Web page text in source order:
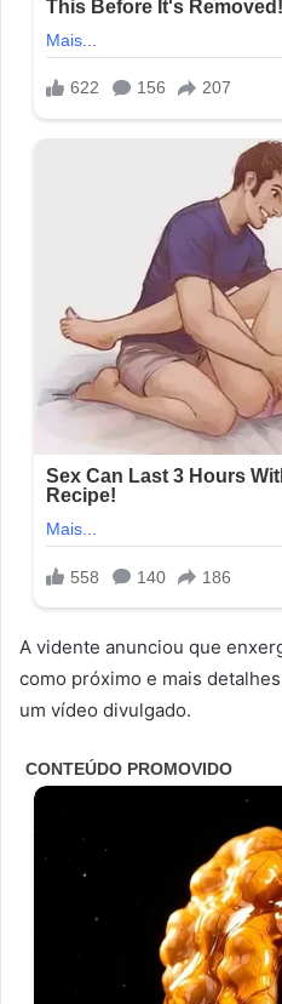
A vidente anunciou que
como próximo e mais
um vídeo divulgado.